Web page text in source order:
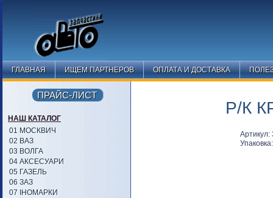
ГЛАВНАЯ ИЩЕМ ПАРТНЕРОВ ОПЛАТА И ДОСТАВКА
Р/К
ПРАЙС-ЛИСТ
НАШ КАТАЛОГ
01 МОСКВИЧ
02 ВАЗ
03 ВОЛГА
04 АКСЕСУАРИ
05 ГАЗЕЛЬ
06 ЗАЗ
07 ІНОМАРКИ